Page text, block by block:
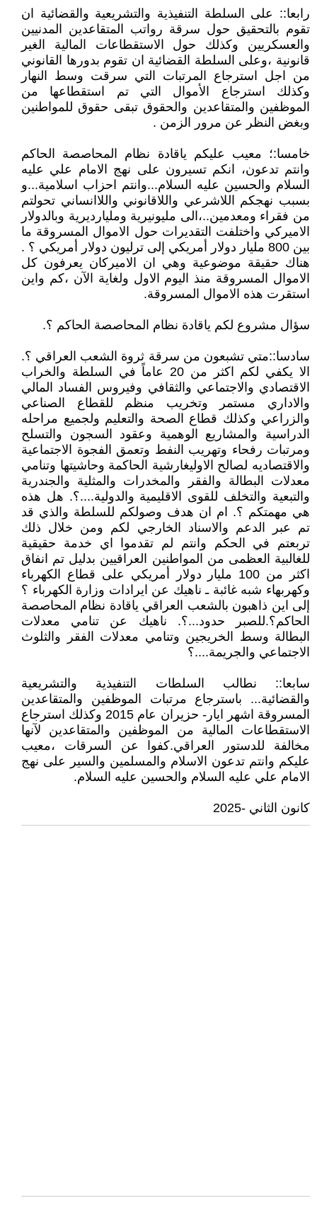
رابعا:: على السلطة التنفيذية والتشريعية والقضائية ان
تقوم بالتحقيق حول سرقة رواتب المتقاعدين المدنيين
والعسكريين وكذلك حول الاستقطاعات المالية الغير
قانونية ،وعلى السلطة القضائية ان تقوم بدورها القانوني
من اجل استرجاع المرتبات التي سرقت وسط النهار
وكذلك استرجاع الأموال التي تم استقطاعها من
الموظفين والمتقاعدين والحقوق تبقى حقوق للمواطنين
وبغض النظر عن مرور الزمن .
خامسا:؛ معيب عليكم ياقادة نظام المحاصصة الحاكم
وانتم تدعون، انكم تسيرون على نهج الامام علي عليه
السلام والحسين عليه السلام...وانتم احزاب اسلامية...و
بسبب نهجكم اللاشرعي واللاقانوني واللاانساني تحولتم
من فقراء ومعدمين..،الى مليونيرية ومليارديرية وبالدولار
الاميركي واختلفت التقديرات حول الاموال المسروقة ما
بين 800 مليار دولار أمريكي إلى ترليون دولار أمريكي ؟ .
هناك حقيقة موضوعية وهي ان الاميركان يعرفون كل
الاموال المسروقة منذ اليوم الاول ولغاية الآن ،كم واين
استقرت هذه الاموال المسروقة.
سؤال مشروع لكم ياقادة نظام المحاصصة الحاكم ؟.
سادسا::متي تشبعون من سرقة ثروة الشعب العراقي ؟.
الا يكفي لكم اكثر من 20 عاماً في السلطة والخراب
الاقتصادي والاجتماعي والثقافي وفيروس الفساد المالي
والاداري مستمر وتخريب منظم للقطاع الصناعي
والزراعي وكذلك قطاع الصحة والتعليم ولجميع مراحله
الدراسية والمشاريع الوهمية وعقود السجون والتسلح
ومرتبات رفحاء وتهريب النفط وتعمق الفجوة الاجتماعية
والاقتصاديه لصالح الاوليغارشية الحاكمة وحاشيتها وتنامي
معدلات البطالة والفقر والمخدرات والمثلية والجندرية
والتبعية والتخلف للقوى الاقليمية والدولية....؟. هل هذه
هي مهمتكم ؟. ام ان هدف وصولكم للسلطة والذي قد
تم عبر الدعم والاسناد الخارجي لكم ومن خلال ذلك
تربعتم في الحكم وانتم لم تقدموا اي خدمة حقيقية
للغالبية العظمى من المواطنين العراقيين بدليل تم انفاق
اكثر من 100 مليار دولار أمريكي على قطاع الكهرباء
وكهربهاء شبه غائبة ـ ناهيك عن ايرادات وزارة الكهرباء ؟
إلى اين ذاهبون بالشعب العراقي ياقادة نظام المحاصصة
الحاكم؟.للصبر حدود...؟. ناهيك عن تنامي معدلات
البطالة وسط الخريجين وتنامي معدلات الفقر والثلوث
الاجتماعي والجريمة....؟
سابعا:: نطالب السلطات التنفيذية والتشريعية
والقضائية... باسترجاع مرتبات الموظفين والمتقاعدين
المسروقة اشهر ايار- حزيران عام 2015 وكذلك استرجاع
الاستقطاعات المالية من الموظفين والمتقاعدين لآنها
مخالفة للدستور العراقي.كفوا عن السرقات ،معيب
عليكم وانتم تدعون الاسلام والمسلمين والسير على نهج
الامام علي عليه السلام والحسين عليه السلام.
كانون الثاني -2025